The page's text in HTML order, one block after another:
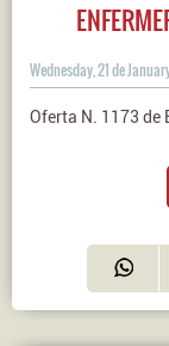
Wednesday, 21 de
Oferta N. 1173 de